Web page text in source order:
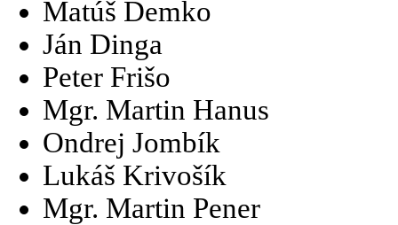
Matúš Demko
Ján Dinga
Peter Frišo
Mgr. Martin Hanus
Ondrej Jombík
Lukáš Krivošík
Mgr. Martin Pener